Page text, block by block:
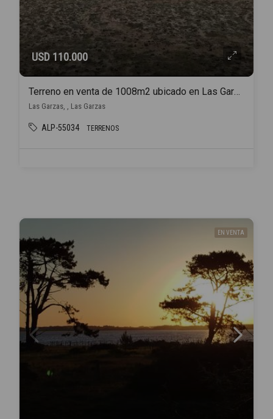
USD 110.000
Terreno en venta de 1008m2 ubicado en Las Garzas
Las Garzas, , Las Garzas
ALP-55034 TERRENOS
EN VENTA